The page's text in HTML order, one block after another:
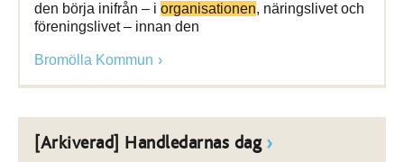
den börja inifrån – i organisationen, näringslivet och
föreningslivet – innan den
Bromölla Kommun
[Arkiverad] Handledarnas dag